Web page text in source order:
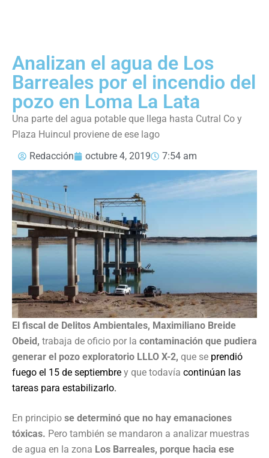
Analizan el agua de Los
Barreales por el incendio del
pozo en Loma La Lata
Una parte del agua potable que llega hasta Cutral Co y
Plaza Huincul proviene de ese lago
Redacción
octubre 4, 2019 7:54 am
El fiscal de Delitos Ambientales, Maximiliano Breide
Obeid, trabaja de oficio por la contaminación que pudiera
generar el pozo exploratorio LLLO X-2, que se prendió
fuego el 15 de septiembre y que todavía continúan las
tareas para estabilizarlo.
En principio se determinó que no hay emanaciones
tóxicas. Pero también se mandaron a analizar muestras
de agua en la zona Los Barreales, porque hacia ese